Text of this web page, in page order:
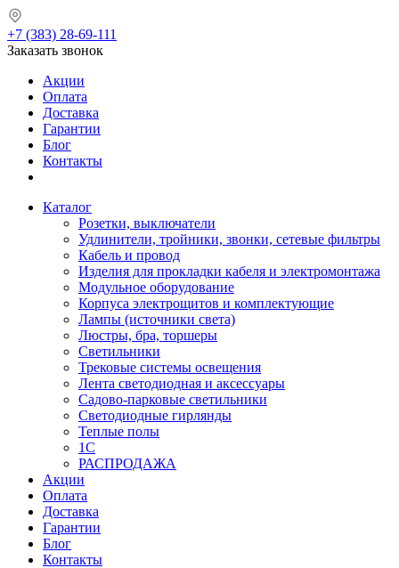
+7 (383) 28-69-111
Заказать звонок
Акции
Оплата
Доставка
Гарантии
Блог
Контакты
Каталог
Розетки, выключатели
Удлинители, тройники, звонки, сетевые фильтры
Кабель и провод
Изделия для прокладки кабеля и электромонтажа
Модульное оборудование
Корпуса электрощитов и комплектующие
Лампы (источники света)
Люстры, бра, торшеры
Светильники
Трековые системы освещения
Лента светодиодная и аксессуары
Садово-парковые светильники
Светодиодные гирлянды
Теплые полы
1С
РАСПРОДАЖА
Акции
Оплата
Доставка
Гарантии
Блог
Контакты